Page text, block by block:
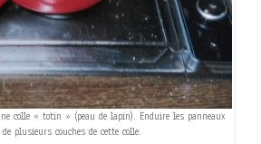
colle « totin » (peau de lapin). Enduire les panneaux
de plusieurs couches de cette colle.